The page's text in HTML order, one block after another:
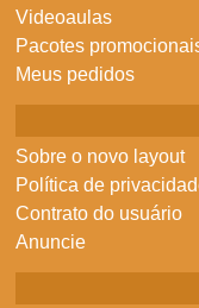
Videoaulas
Pacotes
Meus pedidos
Sobre o novo layout
Política de
Contrato do usuário
Anuncie